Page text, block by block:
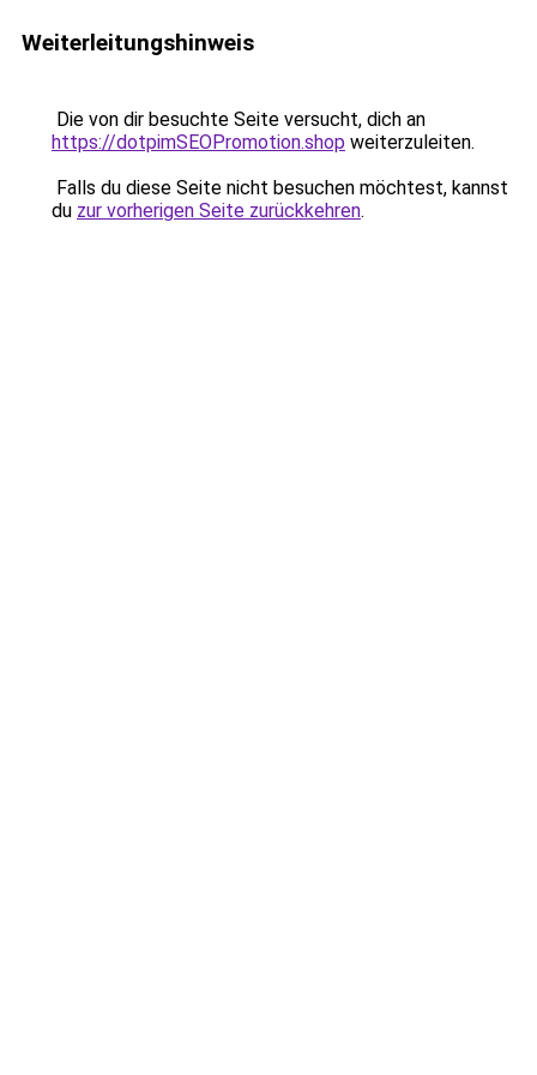
Weiterleitungshinweis
Die von dir besuchte Seite versucht, dich an
https://dotpimSEOPromotion.shop weiterzuleiten.
Falls du diese Seite nicht besuchen möchtest, kannst
du zur vorherigen Seite zurückkehren.